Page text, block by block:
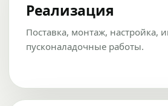
Реализация
Поставка, монтаж, настройка,
пусконаладочные работы.